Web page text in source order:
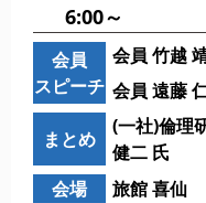
6:00～
会員
スピーチ
会員 竹越
会員 遠藤
まとめ
(一社)倫理
健二 氏
会場
旅館 喜仙